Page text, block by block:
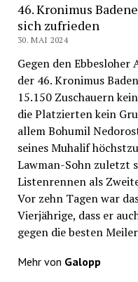
46. Kronimus
sich zufrieden
30. MAI 2024
Gegen den
der 46. Kronimus
15.150 Zuschauern
die Platzierten kein
allem Bohumil
seines Muhalif
Lawman-Sohn zuletzt
Listenrennen als
Vor zehn Tagen war
Vierjährige, dass er
gegen die besten
Mehr von Galopp